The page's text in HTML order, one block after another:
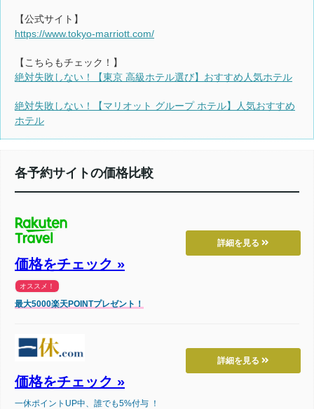
【公式サイト】
https://www.tokyo-marriott.com/
【こちらもチェック！】
絶対失敗しない！【東京 高級ホテル選び】おすすめ人気ホテル
絶対失敗しない！【マリオット グループ ホテル】人気おすすめ
ホテル
各予約サイトの価格比較
詳細を見る
価格をチェック »
オススメ！
最大5000楽天POINTプレゼント！
詳細を見る
価格をチェック »
一休ポイントUP中、誰でも5%付与 ！